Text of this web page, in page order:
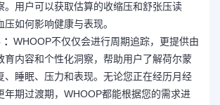
。用户可以获取估算的收缩压和舒张压读
如何影响健康与表现。
： WHOOP不仅仅会进行周期追踪，更提供由
育内容和个性化洞察，帮助用户了解荷尔蒙
、睡眠、压力和表现。无论您正在经历月经
年期过渡期，WHOOP都能根据您的需求进